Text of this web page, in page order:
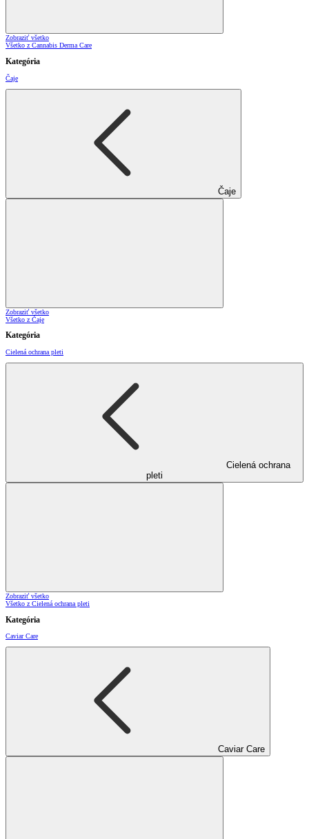
Zobraziť všetko
Všetko z Cannabis Derma Care
Kategória
Čaje
Čaje
Zobraziť všetko
Všetko z Čaje
Kategória
Cielená ochrana pleti
Cielená ochrana
pleti
Zobraziť všetko
Všetko z Cielená ochrana pleti
Kategória
Caviar Care
Caviar Care